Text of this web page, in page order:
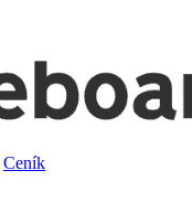
Ceník